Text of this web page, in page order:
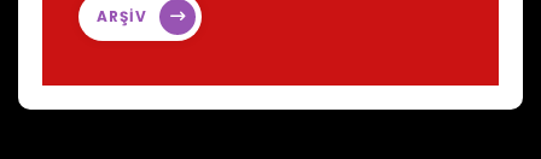
ARŞİV